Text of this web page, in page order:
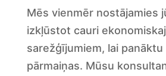
Mēs vienmēr nostājamies
izkļūstot cauri
sarežģījumiem, lai
pārmaiņas. Mūsu